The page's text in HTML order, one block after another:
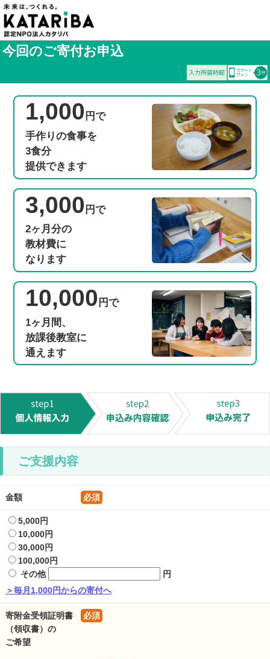
今回のご寄付お申込
1,000 円で
手作りの食事を
3食分
提供できます
3,000 円で
2ヶ月分の
教材費に
なります
10,000 円で
1ヶ月間、
放課後教室に
通えます
ご支援内容
金額 必須
5,000円
10,000円
30,000円
100,000円
その他
円
＞毎月1,000円からの寄付へ
寄附金受領証明書
（領収書）の
ご希望
必須